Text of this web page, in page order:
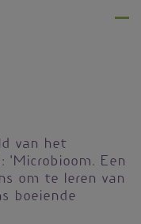
van het
'Microbioom. Een
om te leren van
boeiende